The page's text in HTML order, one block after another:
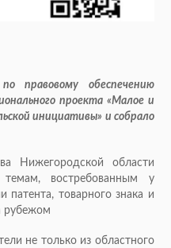
правовому обеспечению
проекта «Малое и
инициативы» и собрало
Нижегородской области
востребованным у
патента, товарного знака и
рубежом
не только из областного